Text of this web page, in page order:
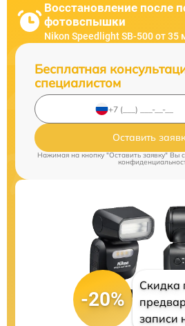
Восстановление после
фотовспышки
Nikon Speedlight SB-500 от 35
Бесплатная
специалистом
Оставить
Нажимая на кнопку "Оставить заявку" Вы
-20%
Скидка
записи